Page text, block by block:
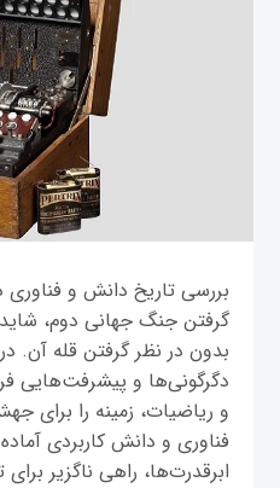
بررسی تاریخ دانش و
گرفتن جنگ جهانی دوم،
بدون در نظر گرفتن قله آن.
دگرگونی‌ها و پیشرفت‌هایی
و ریاضیات، زمینه را برای
فناوری و دانش کاربردی
ابرقدرت‌ها، راهی ناگزیر